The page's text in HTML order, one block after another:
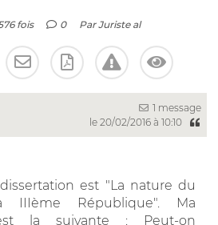
fois 0 ParJuriste al
1 message
le 20/02/2016 à 10:10
est "La nature du
IIIème République". Ma
la suivante : Peut-on